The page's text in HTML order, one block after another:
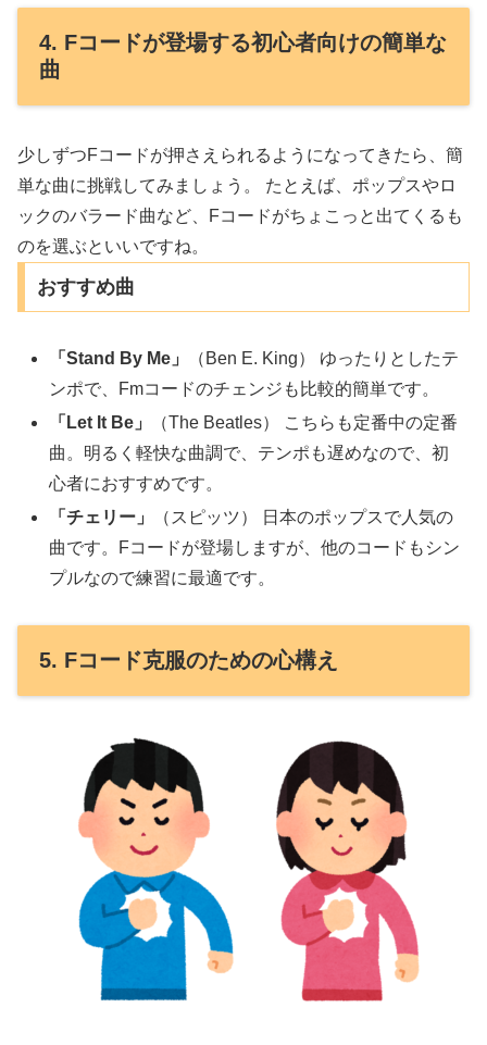
4. Fコードが登場する初心者向けの簡単な
曲
少しずつFコードが押さえられるようになってきたら、簡
単な曲に挑戦してみましょう。 たとえば、ポップスやロ
ックのバラード曲など、Fコードがちょこっと出てくるも
のを選ぶといいですね。
おすすめ曲
「Stand By Me」
（Ben E. King） ゆったりとしたテ
ンポで、Fmコードのチェンジも比較的簡単です。
「Let It Be」
（The Beatles） こちらも定番中の定番
曲。明るく軽快な曲調で、テンポも遅めなので、初
心者におすすめです。
「チェリー」
（スピッツ） 日本のポップスで人気の
曲です。Fコードが登場しますが、他のコードもシン
プルなので練習に最適です。
5. Fコード克服のための心構え